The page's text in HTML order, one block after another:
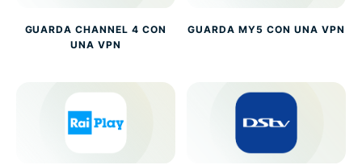
GUARDA CHANNEL 4 CON
UNA VPN
GUARDA MY5 CON UNA VPN